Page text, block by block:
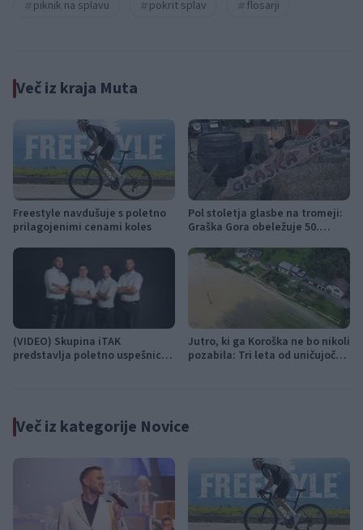
piknik na splavu pokrit splav flosarji
Več iz kraja Muta
Freestyle navdušuje s poletno
prilagojenimi cenami koles
Pol stoletja glasbe na tromeji:
Graška Gora obeležuje 50.
zabavne glasbe
(VIDEO) Skupina iTAK
predstavlja poletno uspešnico
Jutro, ki ga Koroška ne bo nikoli
pozabila: Tri leta od uničujoče
Več iz kategorije Novice